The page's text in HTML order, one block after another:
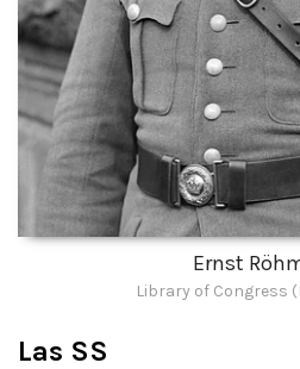
Ernst
Library of Congress
Las SS